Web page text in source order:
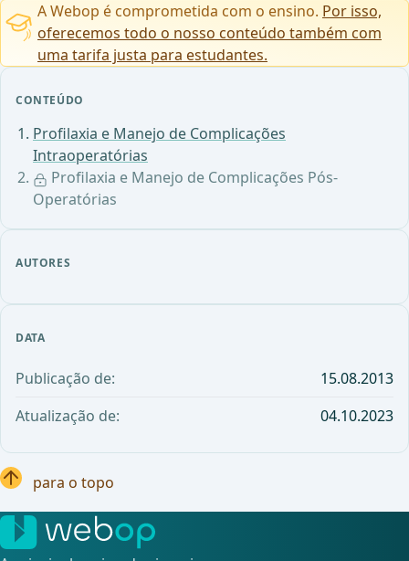
CONTEÚDO
Profilaxia e Manejo de Complicações
Intraoperatórias
Profilaxia e Manejo de Complicações Pós-
Operatórias
AUTORES
DATA
Publicação de:
15.08.2013
Atualização de:
04.10.2023
A Webop é comprometida com o ensino. Por isso,
oferecemos todo o nosso conteúdo também com
uma tarifa justa para estudantes.
para o topo